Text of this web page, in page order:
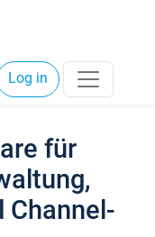
Log in
für
Channel-